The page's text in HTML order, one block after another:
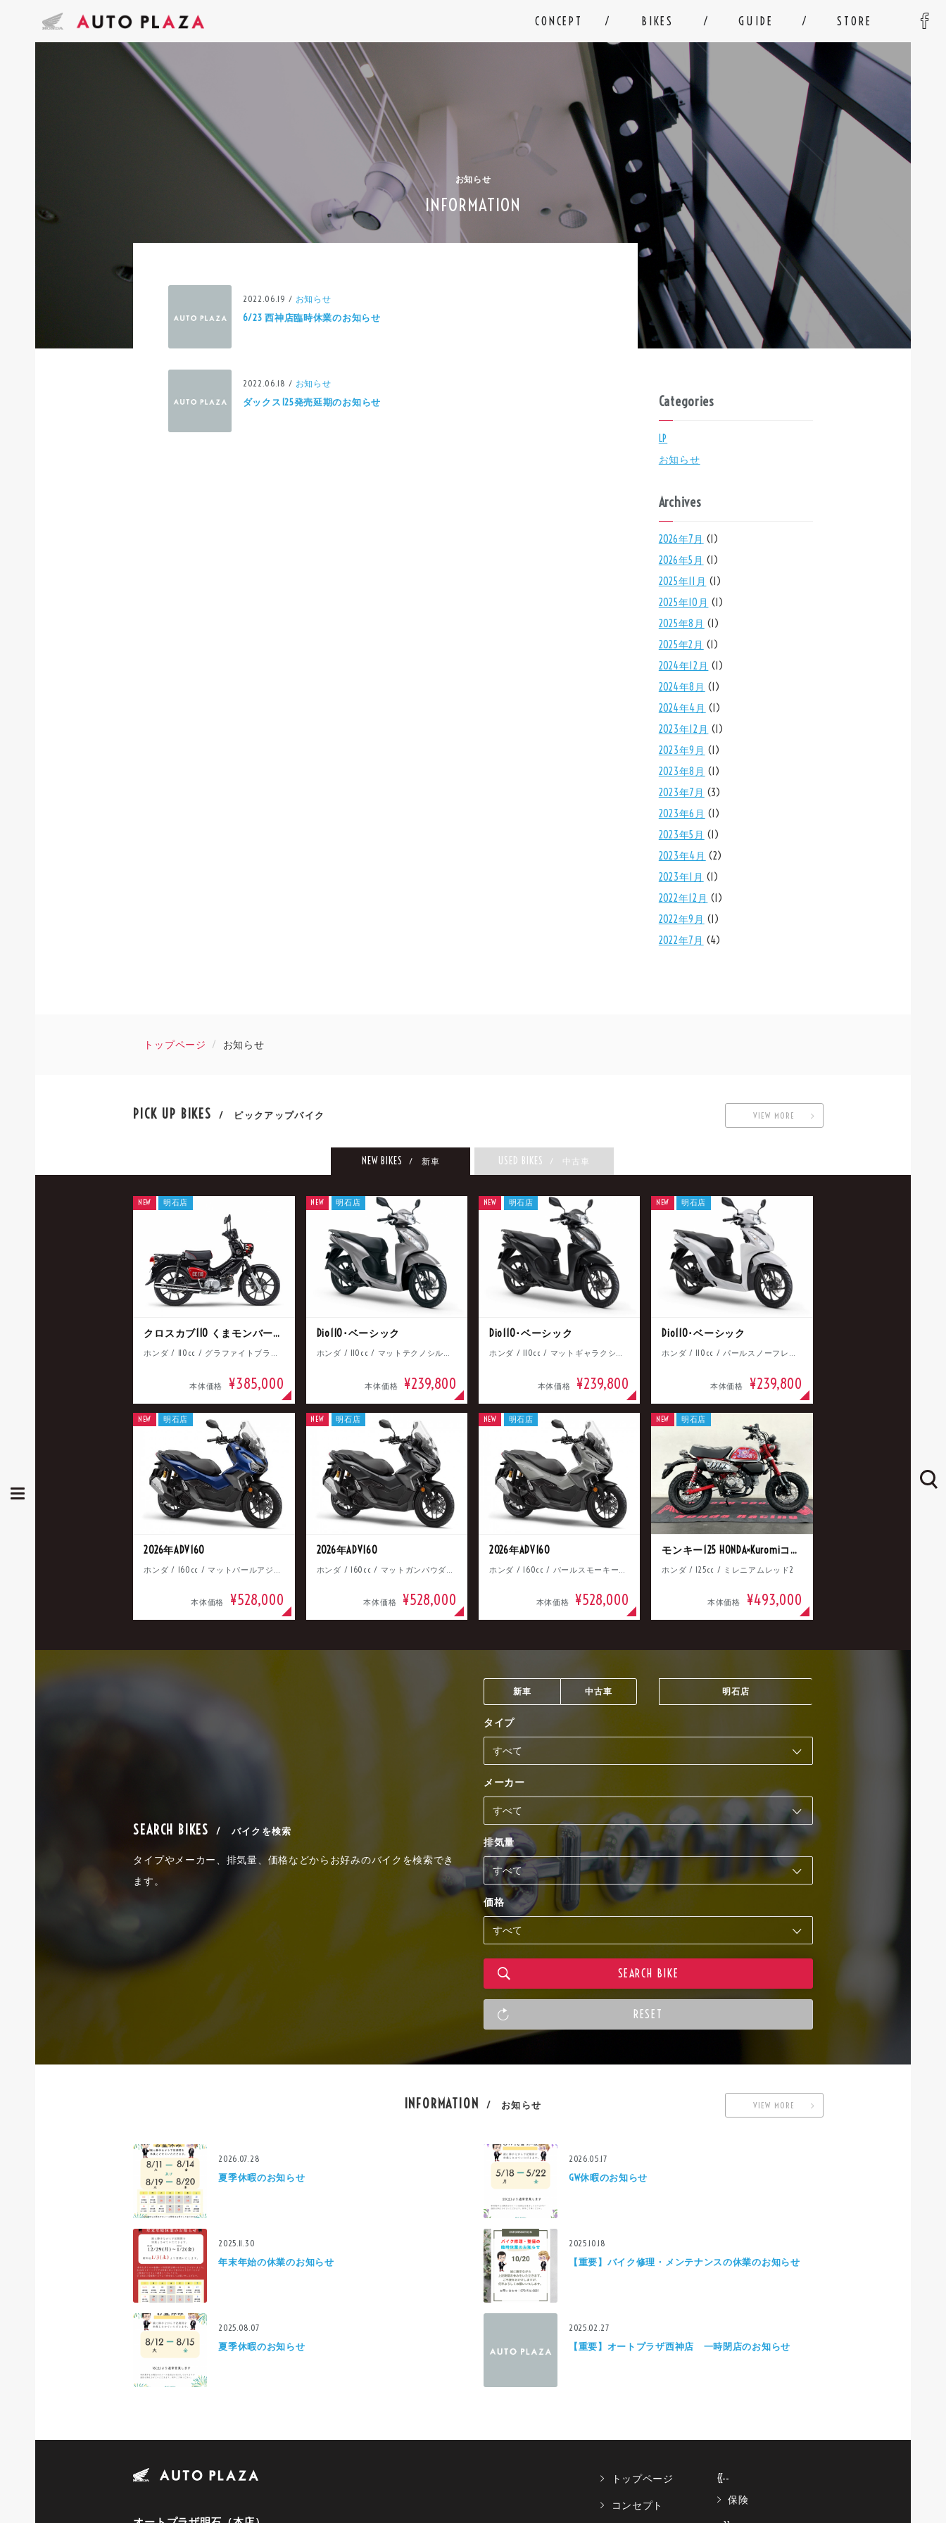
CONCEPT BIKES GUIDE STORE
お知らせ
INFORMATION
2022.06.19 / お知らせ
6/23 西神店臨時休業のお知らせ
2022.06.18 / お知らせ
ダックス125発売延期のお知らせ Categories
LP
お知らせ
Archives
2026年7月 (1)
2026年5月 (1)
2025年11月 (1)
2025年10月 (1)
2025年8月 (1)
2025年2月 (1)
2024年12月 (1)
2024年8月 (1)
2024年4月 (1)
2023年12月 (1)
2023年9月 (1)
2023年8月 (1)
2023年7月 (3)
2023年6月 (1)
2023年5月 (1)
2023年4月 (2)
2023年1月 (1)
2022年12月 (1)
2022年9月 (1)
2022年7月 (4)
トップページ お知らせ
PICK UP BIKES / ピックアップバイク VIEW MORE
NEW BIKES / 新車 USED BIKES / 中古車
クロスカブ110 くまモンバージョン
ホンダ / 110cc / グラファイトブラック
本体価格 ¥385,000
NEW 明石店
Dio110･ベーシック
ホンダ / 110cc / マットテクノシルバーメタリック
本体価格 ¥239,800
NEW 明石店
Dio110･ベーシック
ホンダ / 110cc / マットギャラクシーブラックメタリック
本体価格 ¥239,800
NEW 明石店
Dio110･ベーシック
ホンダ / 110cc / パールスノーフレークホワイト
本体価格 ¥239,800
NEW 明石店
2026年ADV160
本体価格 ¥528,000
NEW 明石店
2026年ADV160
本体価格 ¥528,000
NEW 明石店
2026年ADV160
本体価格 ¥528,000
NEW 明石店
モンキー125 HONDA×Kuromiコラボ
ホンダ / 125cc / ミレニアムレッド2
本体価格 ¥493,000
NEW 明石店
SEARCH BIKES / バイクを検索
タイプやメーカー、排気量、価格などからお好みのバイクを検索でき
ます。
新車 中古車 明石店
タイプ
メーカー
排気量
価格
INFORMATION / お知らせ
2026.07.28
夏季休暇のお知らせ
2026.05.17
GW休暇のお知らせ
2025.11.30
年末年始の休業のお知らせ
2025.10.18
【重要】バイク修理・メンテナンスの休業のお知らせ
2025.08.07
夏季休暇のお知らせ
2025.02.27
【重要】オートプラザ西神店 一時閉店のお知らせ
VIEW MORE
トップページ
コンセプト
{{--
保険